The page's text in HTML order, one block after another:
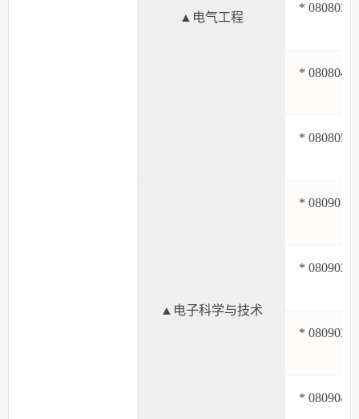
▲电气工程
* 080803
* 080804
* 080805
▲电子科学与技术
* 080901
* 080902
* 080903
* 080904